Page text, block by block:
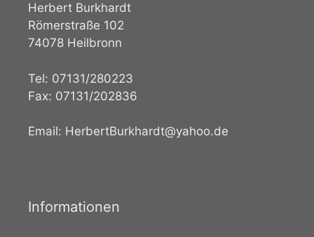
Herbert Burkhardt
Römerstraße 102
74078 Heilbronn
Tel: 07131/280223
Fax: 07131/202836
Email: HerbertBurkhardt@yahoo.de
Informationen